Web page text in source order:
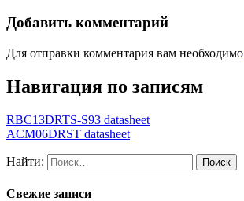
Добавить комментарий
Для отправки комментария вам необходимо
Навигация по записям
RBC13DRTS-S93 datasheet
ACM06DRST datasheet
Найти:
Свежие записи